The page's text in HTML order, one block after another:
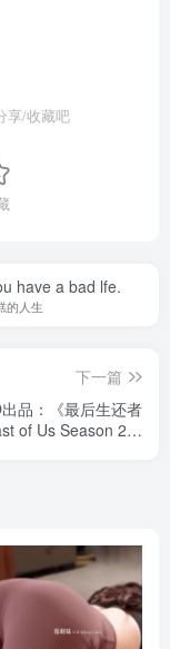
享/收藏吧
have a bad lfe.
的人生
下一篇
品：《最后生还者
of Us Season 2》